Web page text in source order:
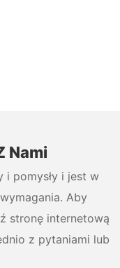
Nami
i pomysły i jest w
Aby
stronę internetową
z pytaniami lub